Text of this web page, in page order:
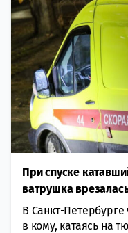
При спуске
ватрушка
В Санкт-
в кому, катаясь на